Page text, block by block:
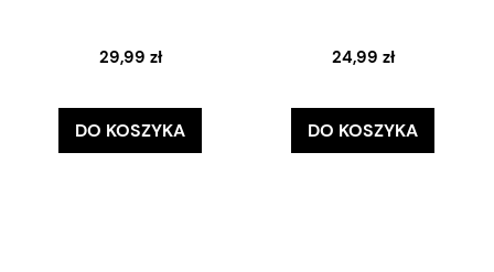
29,99 zł
DO KOSZYKA
24,99 zł
DO KOSZYKA